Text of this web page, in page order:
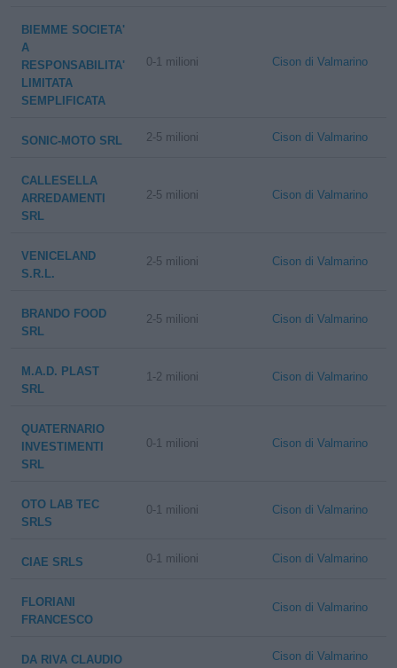
BIEMME SOCIETA'
A
RESPONSABILITA'
LIMITATA
SEMPLIFICATA
0-1 milioni Cison di Valmarino
SONIC-MOTO SRL 2-5 milioni Cison di Valmarino
CALLESELLA
ARREDAMENTI
SRL
2-5 milioni Cison di Valmarino
VENICELAND
S.R.L.
2-5 milioni Cison di Valmarino
BRANDO FOOD
SRL
2-5 milioni Cison di Valmarino
M.A.D. PLAST
SRL
1-2 milioni Cison di Valmarino
QUATERNARIO
INVESTIMENTI
SRL
0-1 milioni Cison di Valmarino
OTO LAB TEC
SRLS
0-1 milioni Cison di Valmarino
CIAE SRLS 0-1 milioni Cison di Valmarino
FLORIANI
FRANCESCO
Cison di Valmarino
DA RIVA CLAUDIO Cison di Valmarino